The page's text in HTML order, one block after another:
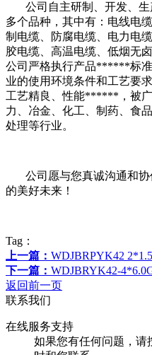
公司自主研制、开发、生
多个品种，其中有：电线电
制电缆、防腐电缆、电力电
胶电缆、高温电缆、低烟无
公司严格执行产品******标
业的使用环境条件和工艺要
工艺精良、性能******，被
力、冶金、化工、制药、食
处理等行业。
公司愿与您真诚沟通和协
的美好未来！
Tag：
上一篇： WDJBRPYK42
下一篇： WDJBRYK42-
返回前一页
联系我们
在线服务支持
如果您有任何问题，请